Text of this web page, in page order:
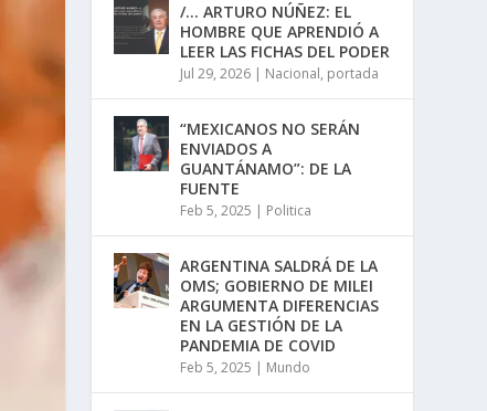
/… ARTURO NÚÑEZ: EL
HOMBRE QUE APRENDIÓ A
LEER LAS FICHAS DEL PODER
Jul 29, 2026 | Nacional, portada
“MEXICANOS NO SERÁN
ENVIADOS A
GUANTÁNAMO”: DE LA
FUENTE
Feb 5, 2025 | Politica
ARGENTINA SALDRÁ DE LA
OMS; GOBIERNO DE MILEI
ARGUMENTA DIFERENCIAS
EN LA GESTIÓN DE LA
PANDEMIA DE COVID
Feb 5, 2025 | Mundo